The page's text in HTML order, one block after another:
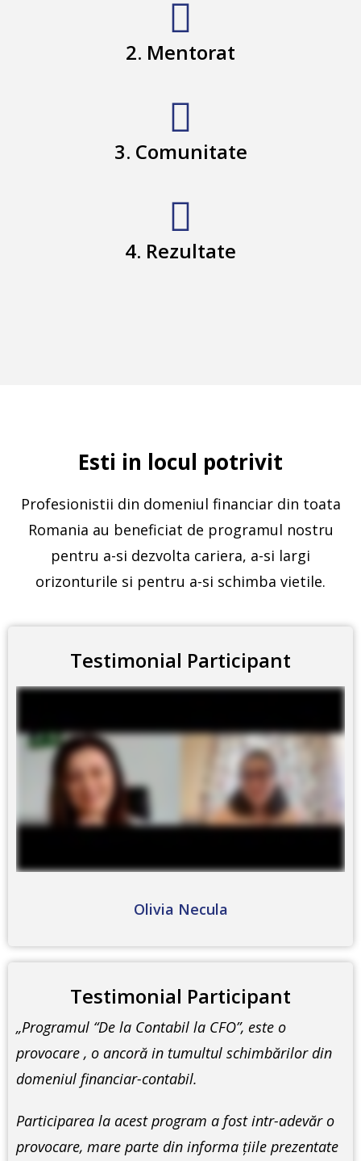
2. Mentorat
3. Comunitate
4. Rezultate
Esti in locul potrivit
Profesionistii din domeniul financiar din toata
Romania au beneficiat de programul nostru
pentru a-si dezvolta cariera, a-si largi
orizonturile si pentru a-si schimba vietile.
Testimonial Participant
Olivia Necula
Testimonial Participant
„Programul “De la Contabil la CFO”, este o
provocare , o ancoră in tumultul schimbărilor din
domeniul financiar-contabil.
Participarea la acest program a fost intr-adevăr o
provocare, mare parte din informa ţiile prezentate